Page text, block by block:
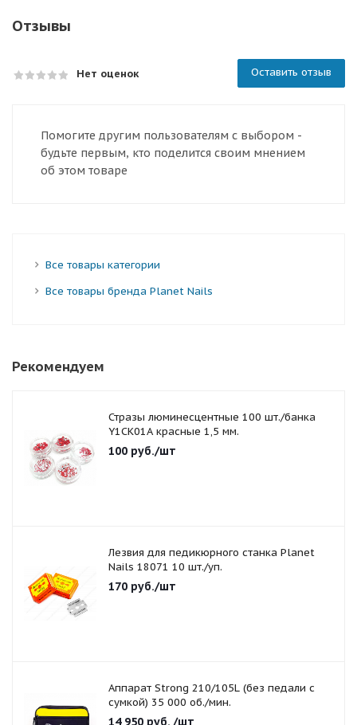
Отзывы
Нет оценок Оставить отзыв
Помогите другим пользователям с выбором -
будьте первым, кто поделится своим мнением
об этом товаре
Все товары категории
Все товары бренда Planet Nails
Рекомендуем
Стразы люминесцентные 100 шт./банка
Y1CK01A красные 1,5 мм.
100 руб./шт
Лезвия для педикюрного станка Planet
Nails 18071 10 шт./уп.
170 руб./шт
Аппарат Strong 210/105L (без педали с
сумкой) 35 000 об./мин.
14 950 руб. /шт